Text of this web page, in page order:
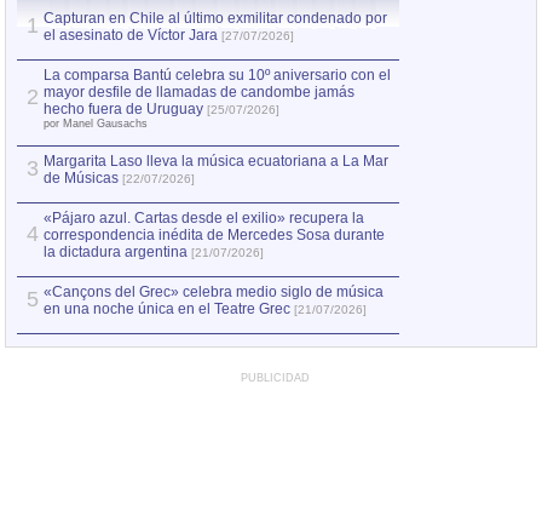
1 Capturan en Chile al último exmilitar condenado por
el asesinato de Víctor Jara [27/07/2026]
2
La comparsa Bantú celebra su 10º aniversario con el
mayor desfile de llamadas de candombe jamás
hecho fuera de Uruguay [25/07/2026]
por Manel Gausachs
3 Margarita Laso lleva la música ecuatoriana a La Mar
de Músicas [22/07/2026]
4
«Pájaro azul. Cartas desde el exilio» recupera la
correspondencia inédita de Mercedes Sosa durante
la dictadura argentina [21/07/2026]
5 «Cançons del Grec» celebra medio siglo de música
en una noche única en el Teatre Grec [21/07/2026]
PUBLICIDAD